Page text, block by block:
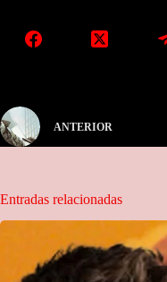
ANTERIOR
Entradas relacionadas